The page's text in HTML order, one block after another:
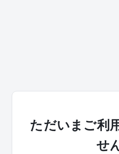
ただいまご利
せ